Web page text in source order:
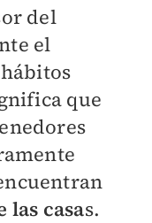
del
el
que
las casas.